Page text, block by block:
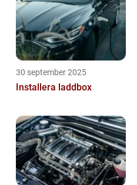
30 september 2025
Installera laddbox